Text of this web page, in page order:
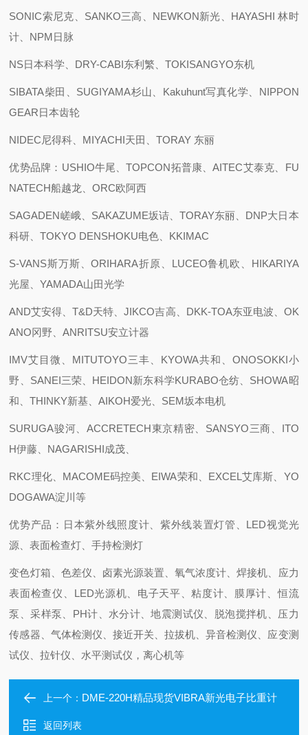
SONIC索尼克、SANKO三高、NEWKON新光、HAYASHI 林时
计、NPM日脉
NS日本科学、DRY-CABI东利繁、TOKISANGYO东机
SIBATA柴田、SUGIYAMA杉山、Kakuhunt写真化学、NIPPON
GEAR日本齿轮
NIDEC尼得科、MIYACHI天田、TORAY 东丽
优势品牌：USHIO牛尾、TOPCON拓普康、AITEC艾泰克、FU
NATECH船越龙、ORC欧阿西
SAGADEN嵯峨、SAKAZUME坂诘、TORAY东丽、DNP大日本
科研、TOKYO DENSHOKU电色、KKIMAC
S-VANS斯万斯、ORIHARA折原、LUCEO鲁机欧、HIKARIYA
光屋、YAMADA山田光学
AND艾安得、T&D天特、JIKCO吉高、DKK-TOA东亚电波、OK
ANO冈野、ANRITSU安立计器
IMV艾目微、MITUTOYO三丰、KYOWA共和、ONOSOKKI小
野、SANEI三荣、HEIDON新东科学KURABO仓纺、SHOWA昭
和、THINKY新基、AIKOH爱光、SEM坂本电机
SURUGA骏河、ACCRETECH東京精密、SANSYO三商、ITO
H伊藤、NAGARISHI成茂、
RKC理化、MACOME码控美、EIWA荣和、EXCEL艾库斯、YO
DOGAWA淀川等
优势产品：日本紫外线照度计、紫外线装置灯管、LED视觉光
源、表面检查灯、手持检测灯
变色灯箱、色差仪、卤素光源装置、氧气浓度计、焊接机、应力
表面检查仪、LED光源机、电子天平、粘度计、膜厚计、恒流
泵、采样泵、PH计、水分计、地震测试仪、脱泡搅拌机、压力
传感器、气体检测仪、接近开关、拉拔机、异音检测仪、应变测
试仪、拉针仪、水平测试仪，离心机等
上一个： DME-220H精品现货VIBRA新光电子比重计
返回列表